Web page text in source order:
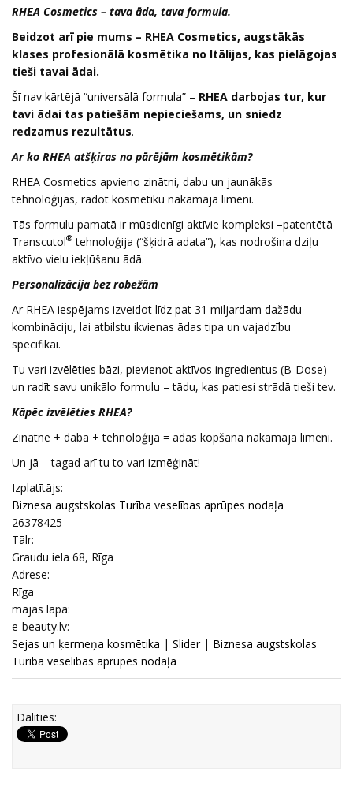
RHEA Cosmetics – tava āda, tava formula.
Beidzot arī pie mums – RHEA Cosmetics, augstākās
klases profesionālā kosmētika no Itālijas, kas pielāgojas
tieši tavai ādai.
Šī nav kārtējā “universālā formula” – RHEA darbojas tur, kur
tavi ādai tas patiešām nepieciešams, un sniedz
redzamus rezultātus.
Ar ko RHEA atšķiras no pārējām kosmētikām?
RHEA Cosmetics apvieno zinātni, dabu un jaunākās
tehnoloģijas, radot kosmētiku nākamajā līmenī.
Tās formulu pamatā ir mūsdienīgi aktīvie kompleksi –patentētā
Transcutol® tehnoloģija (“šķidrā adata”), kas nodrošina dziļu
aktīvo vielu iekļūšanu ādā.
Personalizācija bez robežām
Ar RHEA iespējams izveidot līdz pat 31 miljardam dažādu
kombināciju, lai atbilstu ikvienas ādas tipa un vajadzību
specifikai.
Tu vari izvēlēties bāzi, pievienot aktīvos ingredientus (B-Dose)
un radīt savu unikālo formulu – tādu, kas patiesi strādā tieši tev.
Kāpēc izvēlēties RHEA?
Zinātne + daba + tehnoloģija = ādas kopšana nākamajā līmenī.
Un jā – tagad arī tu to vari izmēģināt!
Izplatītājs:
Biznesa augstskolas Turība veselības aprūpes nodaļa
26378425
Tālr:
Graudu iela 68, Rīga
Adrese:
Rīga
mājas lapa:
e-beauty.lv:
Sejas un ķermeņa kosmētika | Slider| Biznesa augstskolas
Turība veselības aprūpes nodaļa
Dalīties: